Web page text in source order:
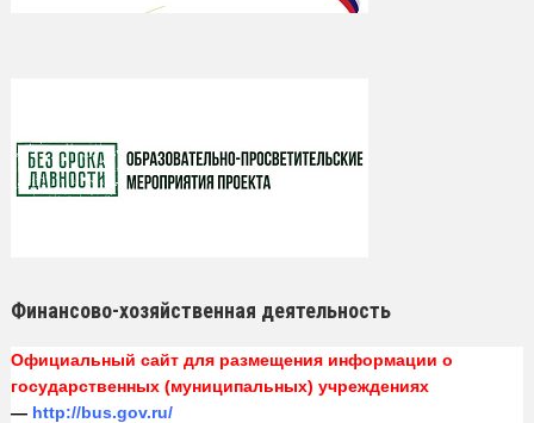
Финансово-хозяйственная деятельность
Официальный сайт для размещения информации о
государственных (муниципальных) учреждениях
— http://bus.gov.ru/